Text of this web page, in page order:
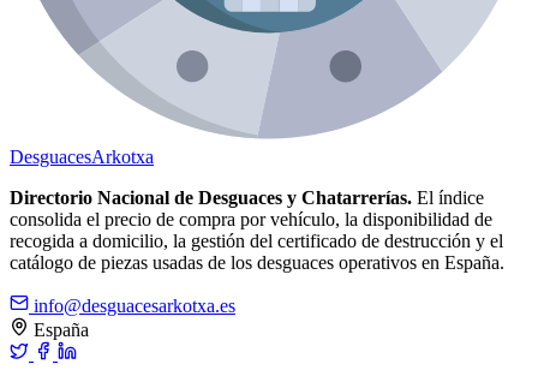
DesguacesArkotxa
Directorio Nacional de Desguaces y Chatarrerías. El índice
consolida el precio de compra por vehículo, la disponibilidad de
recogida a domicilio, la gestión del certificado de destrucción y el
catálogo de piezas usadas de los desguaces operativos en España.
info@desguacesarkotxa.es
España